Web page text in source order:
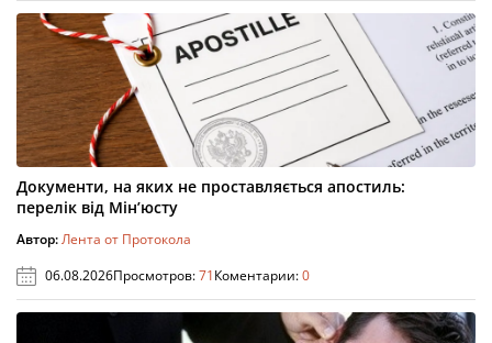
Документи, на яких не проставляється апостиль:
перелік від Мін’юсту
Автор:Лента от Протокола
06.08.2026Просмотров:71Коментарии:0